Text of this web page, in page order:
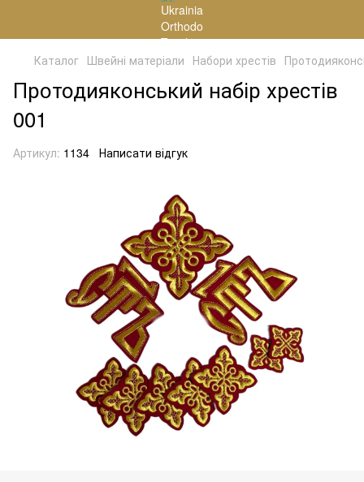
Каталог Швейні матеріали Набори хрестів
Протодияконський набір хрестів
001
Артикул: 1134 Написати відгук